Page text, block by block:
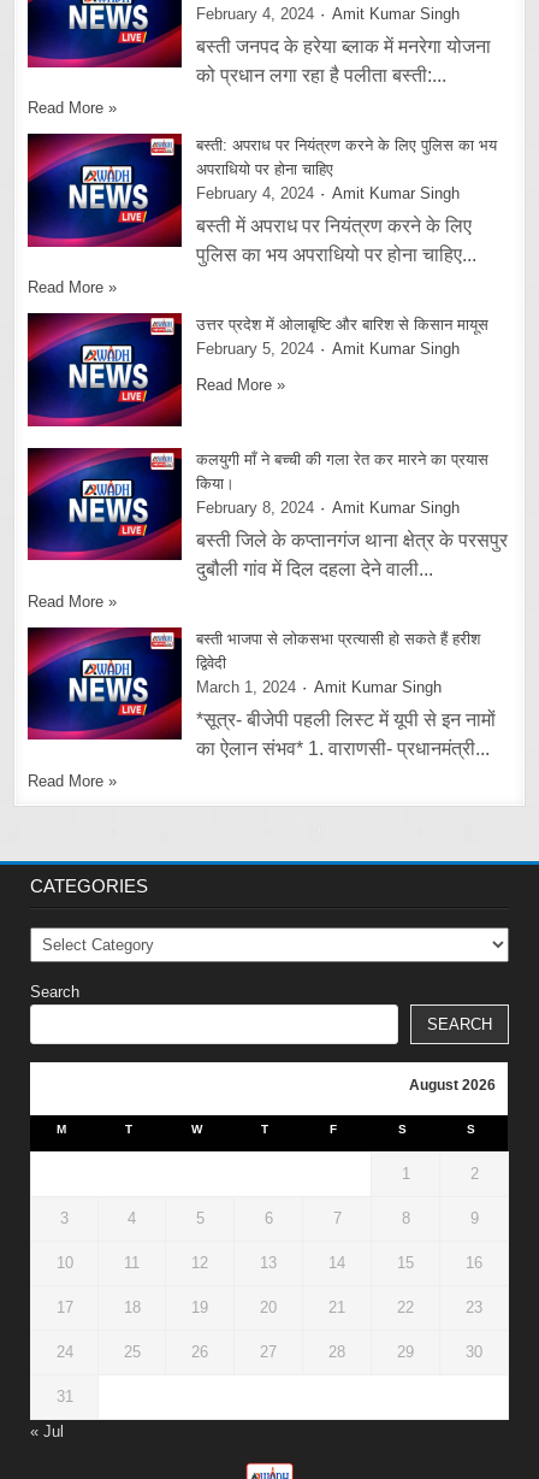
February 4, 2024
Amit Kumar Singh
बस्ती जनपद के हरेया ब्लाक में मनरेगा योजना
को प्रधान लगा रहा है पलीता बस्ती:...
Read More »
बस्ती: अपराध पर नियंत्रण करने के लिए पुलिस का भय
अपराधियो पर होना चाहिए
February 4, 2024
Amit Kumar Singh
बस्ती में अपराध पर नियंत्रण करने के लिए
पुलिस का भय अपराधियो पर होना चाहिए...
Read More »
उत्तर प्रदेश में ओलाबृष्टि और बारिश से किसान मायूस
February 5, 2024
Amit Kumar Singh
Read More »
कलयुगी माँ ने बच्ची की गला रेत कर मारने का प्रयास
किया।
February 8, 2024
Amit Kumar Singh
बस्ती जिले के कप्तानगंज थाना क्षेत्र के परसपुर
दुबौली गांव में दिल दहला देने वाली...
Read More »
बस्ती भाजपा से लोकसभा प्रत्यासी हो सकते हैं हरीश
द्विवेदी
March 1, 2024
Amit Kumar Singh
*सूत्र- बीजेपी पहली लिस्ट में यूपी से इन नामों
का ऐलान संभव* 1. वाराणसी- प्रधानमंत्री...
Read More »
CATEGORIES
Categories
Search
SEARCH
August 2026
M T W T F S S
1 2
3 4 5 6 7 8 9
10 11 12 13 14 15 16
17 18 19 20 21 22 23
24 25 26 27 28 29 30
31
« Jul